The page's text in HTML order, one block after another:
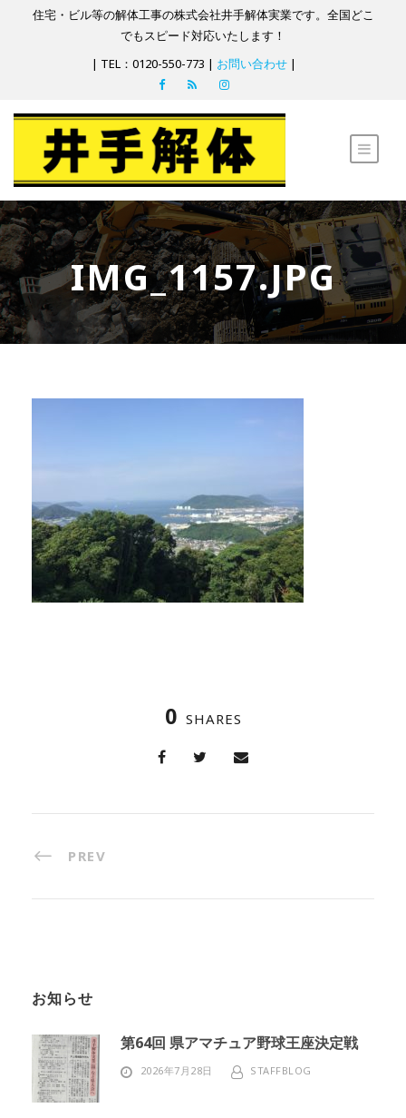
住宅・ビル等の解体工事の株式会社井手解体実業です。全国どこ
でもスピード対応いたします！
| TEL：0120-550-773 | お問い合わせ |
IMG_1157.JPG
0 SHARES
PREV
お知らせ
第64回 県アマチュア野球王座決定戦
2026年7月28日 STAFFBLOG